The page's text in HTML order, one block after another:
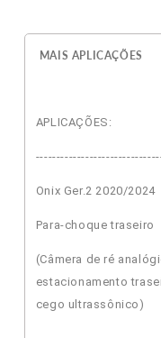
MAIS APLICAÇÕES
APLICAÇÕES:
Onix Ger.2 2020/2024
Para-choque traseiro
(Câmera de ré
estacionamento
cego ultrassônico)